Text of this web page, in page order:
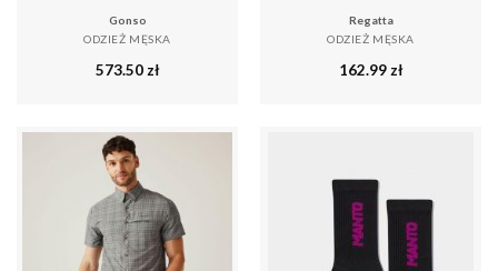
Gonso
ODZIEŻ MĘSKA
573.50zł
Regatta
ODZIEŻ MĘSKA
162.99zł